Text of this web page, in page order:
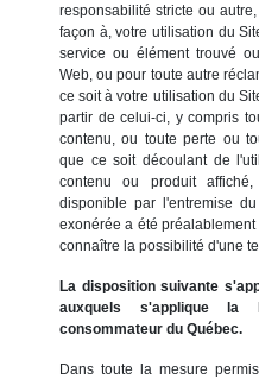
responsabilité stricte ou
façon à, votre utilisation du
service ou élément trouvé
Web, ou pour toute autre
ce soit à votre utilisation du
partir de celui-ci, y compris
contenu, ou toute perte ou
que ce soit découlant de
contenu ou produit
disponible par l'entremise
exonérée a été
connaître la possibilité d'une
La disposition suivante
auxquels s'applique
consommateur du Québec.
Dans toute la mesure